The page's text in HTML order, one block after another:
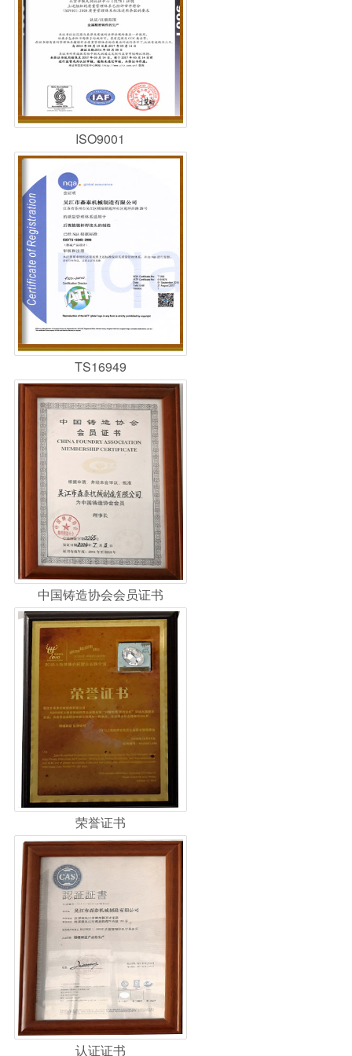
ISO9001
TS16949
中国铸造协会会员证书
荣誉证书
认证证书